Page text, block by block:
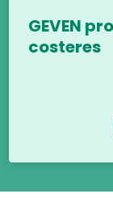
GEVEN
costeres